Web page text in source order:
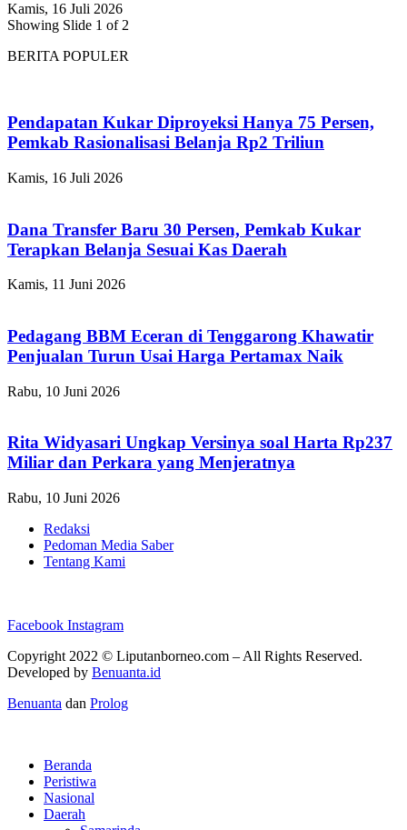
Kamis, 16 Juli 2026
Showing Slide 1 of 2
BERITA POPULER
Pendapatan Kukar Diproyeksi Hanya 75 Persen,
Pemkab Rasionalisasi Belanja Rp2 Triliun
Kamis, 16 Juli 2026
Dana Transfer Baru 30 Persen, Pemkab Kukar
Terapkan Belanja Sesuai Kas Daerah
Kamis, 11 Juni 2026
Pedagang BBM Eceran di Tenggarong Khawatir
Penjualan Turun Usai Harga Pertamax Naik
Rabu, 10 Juni 2026
Rita Widyasari Ungkap Versinya soal Harta Rp237
Miliar dan Perkara yang Menjeratnya
Rabu, 10 Juni 2026
Redaksi
Pedoman Media Saber
Tentang Kami
Facebook Instagram
Copyright 2022 © Liputanborneo.com – All Rights Reserved.
Developed by Benuanta.id
Benuanta dan Prolog
Beranda
Peristiwa
Nasional
Daerah